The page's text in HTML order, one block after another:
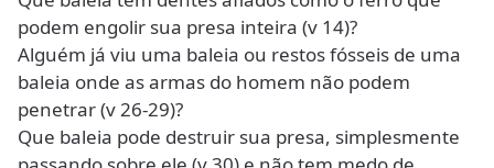
podem engolir sua presa inteira (v 14)?
Alguém já viu uma baleia ou restos fósseis de uma
baleia onde as armas do homem não podem
penetrar (v 26-29)?
Que baleia pode destruir sua presa, simplesmente